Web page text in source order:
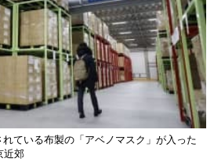
ログイン/マイルーム
ている布製の「アベノマスク」が入った
近郊